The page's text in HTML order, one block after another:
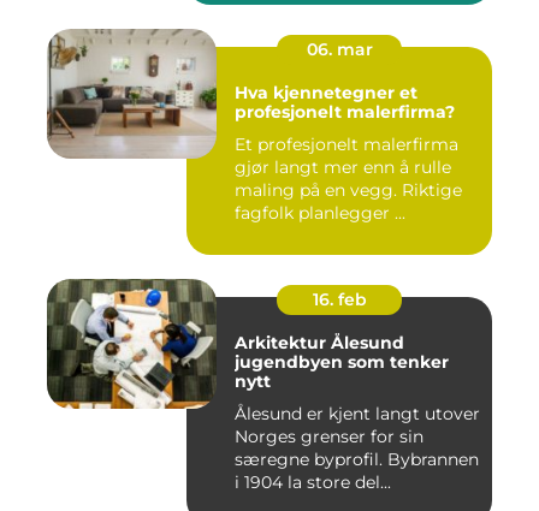
06. mar
Hva kjennetegner et
profesjonelt malerfirma?
Et profesjonelt malerfirma
gjør langt mer enn å rulle
maling på en vegg. Riktige
fagfolk planlegger ...
16. feb
Arkitektur Ålesund
jugendbyen som tenker
nytt
Ålesund er kjent langt utover
Norges grenser for sin
særegne byprofil. Bybrannen
i 1904 la store del...